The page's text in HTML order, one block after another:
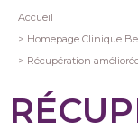
Fil
d'Ariane
Accueil
Homepage Clinique
Récupération